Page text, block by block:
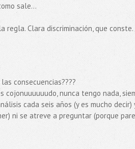
sale...
regla. Clara discriminación, que conste.
consecuencias????
cojonuuuuuudo, nunca tengo nada,
cada seis años (y es mucho
ni se atreve a preguntar (porque